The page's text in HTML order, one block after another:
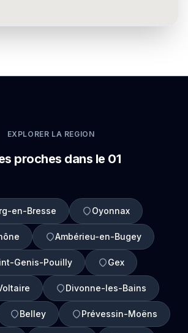
EXPLORER LA REGION
proches dans le 01
en-Bresse Oyonnax
Ambérieu-en-Bugey
Genis-Pouilly Gex
Divonne-les-Bains
Belley Prévessin-Moëns